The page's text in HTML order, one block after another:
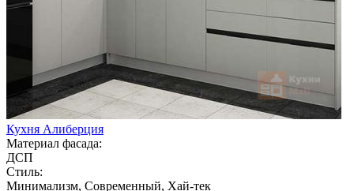
Кухня Алиберция
Материал фасада:
ДСП
Стиль:
Минимализм, Современный, Хай-тек